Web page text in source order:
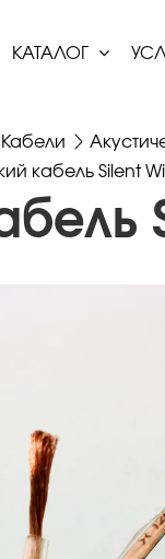
КАТАЛОГ
Кабели
кабель Silent